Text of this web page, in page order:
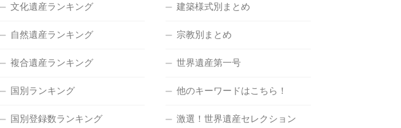
文化遺産ランキング
自然遺産ランキング
複合遺産ランキング
国別ランキング
国別登録数ランキング
建築様式別まとめ
宗教別まとめ
世界遺産第一号
他のキーワードはこちら！
激選！世界遺産セレクション